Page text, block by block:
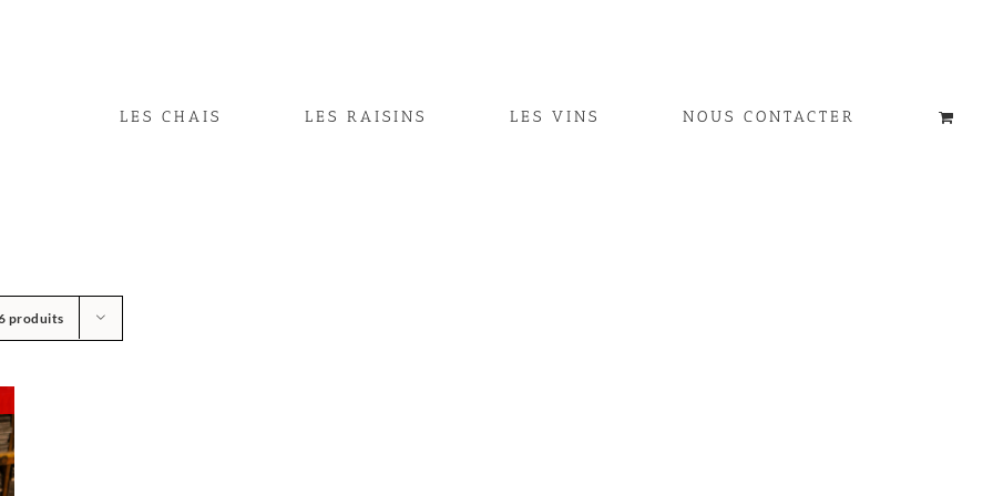
LES CHAIS LES RAISINS LES VINS NOUS CONTACTER
produits